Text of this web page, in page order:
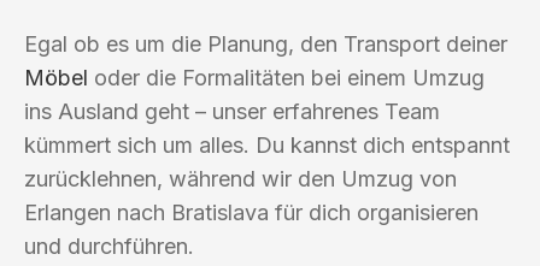
Egal ob es um die Planung, den Transport deiner
Möbel oder die Formalitäten bei einem Umzug
ins Ausland geht – unser erfahrenes Team
kümmert sich um alles. Du kannst dich entspannt
zurücklehnen, während wir den Umzug von
Erlangen nach Bratislava für dich organisieren
und durchführen.